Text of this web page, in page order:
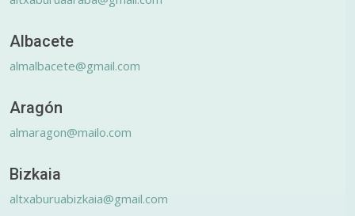
Albacete
almalbacete@gmail.com
Aragón
almaragon@mailo.com
Bizkaia
altxaburuabizkaia@gmail.com